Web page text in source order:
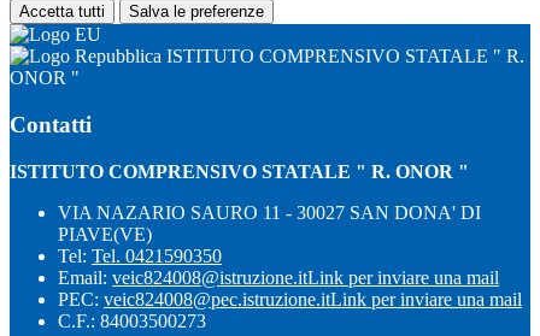
Accetta tutti Salva le preferenze
ISTITUTO COMPRENSIVO STATALE " R.
ONOR "
Contatti
ISTITUTO COMPRENSIVO STATALE " R. ONOR "
VIA NAZARIO SAURO 11 - 30027 SAN DONA' DI
PIAVE(VE)
Tel: Tel. 0421590350
Email: veic824008@istruzione.itLink per inviare una mail
PEC: veic824008@pec.istruzione.itLink per inviare una mail
C.F.: 84003500273